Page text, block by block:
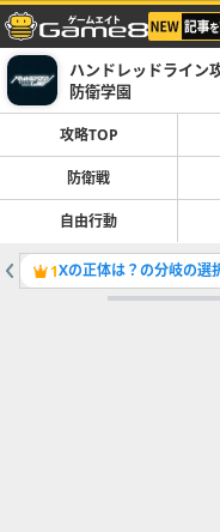
ハンドレッドライン
防衛学園
攻略TOP
防衛戦
自由行動
1Xの正体は？の分岐の選